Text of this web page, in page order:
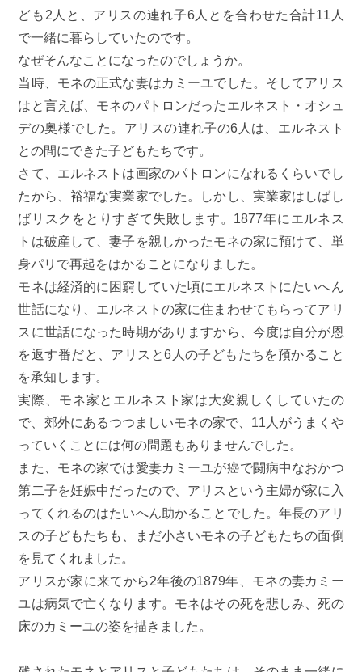
ども2人と、アリスの連れ子6人とを合わせた合計11人
で一緒に暮らしていたのです。
なぜそんなことになったのでしょうか。
当時、モネの正式な妻はカミーユでした。そしてアリス
はと言えば、モネのパトロンだったエルネスト・オシュ
デの奥様でした。アリスの連れ子の6人は、エルネスト
との間にできた子どもたちです。
さて、エルネストは画家のパトロンになれるくらいでし
たから、裕福な実業家でした。しかし、実業家はしばし
ばリスクをとりすぎて失敗します。1877年にエルネス
トは破産して、妻子を親しかったモネの家に預けて、単
身パリで再起をはかることになりました。
モネは経済的に困窮していた頃にエルネストにたいへん
世話になり、エルネストの家に住まわせてもらってアリ
スに世話になった時期がありますから、今度は自分が恩
を返す番だと、アリスと6人の子どもたちを預かること
を承知します。
実際、モネ家とエルネスト家は大変親しくしていたの
で、郊外にあるつつましいモネの家で、11人がうまくや
っていくことには何の問題もありませんでした。
また、モネの家では愛妻カミーユが癌で闘病中なおかつ
第二子を妊娠中だったので、アリスという主婦が家に入
ってくれるのはたいへん助かることでした。年長のアリ
スの子どもたちも、まだ小さいモネの子どもたちの面倒
を見てくれました。
アリスが家に来てから2年後の1879年、モネの妻カミー
ユは病気で亡くなります。モネはその死を悲しみ、死の
床のカミーユの姿を描きました。